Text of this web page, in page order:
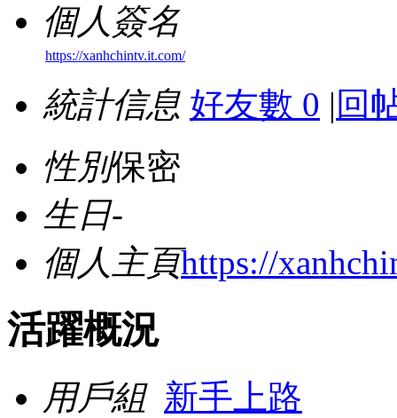
個人簽名
https://xanhchintv.it.com/
統計信息 好友數 0 | 回
性別保密
生日-
個人主頁https://
活躍概況
用戶組 新手上路